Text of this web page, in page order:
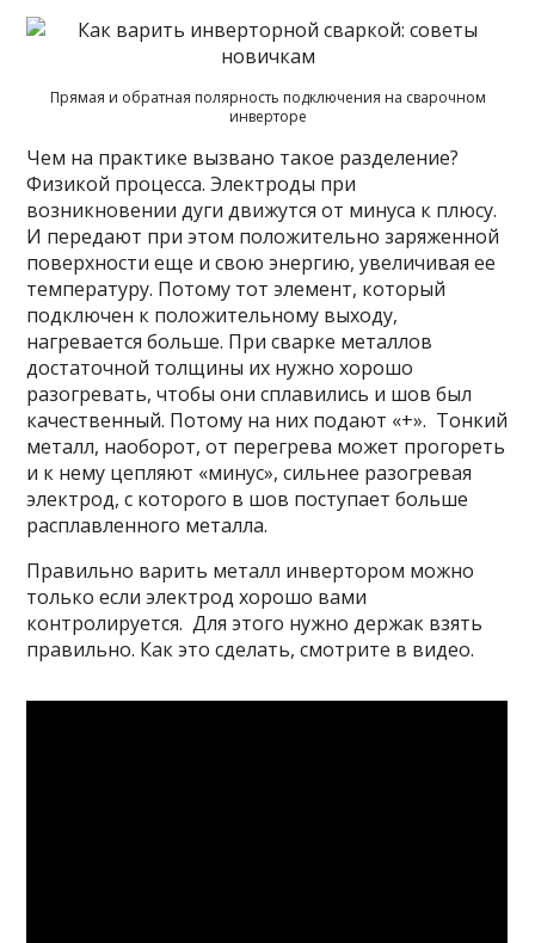
Прямая и обратная полярность подключения на сварочном
инверторе
Чем на практике вызвано такое разделение?
Физикой процесса. Электроды при
возникновении дуги движутся от минуса к плюсу.
И передают при этом положительно заряженной
поверхности еще и свою энергию, увеличивая ее
температуру. Потому тот элемент, который
подключен к положительному выходу,
нагревается больше. При сварке металлов
достаточной толщины их нужно хорошо
разогревать, чтобы они сплавились и шов был
качественный. Потому на них подают «+». Тонкий
металл, наоборот, от перегрева может прогореть
и к нему цепляют «минус», сильнее разогревая
электрод, с которого в шов поступает больше
расплавленного металла.
Правильно варить металл инвертором можно
только если электрод хорошо вами
контролируется. Для этого нужно держак взять
правильно. Как это сделать, смотрите в видео.